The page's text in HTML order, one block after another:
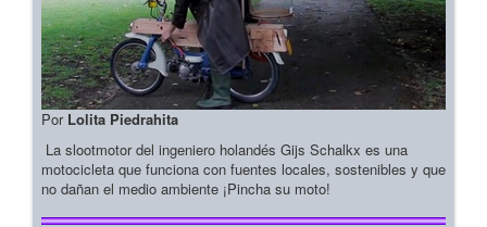
Por Lolita Piedrahita
La slootmotor del ingeniero holandés Gijs Schalkx es una
motocicleta que funciona con fuentes locales, sostenibles y que
no dañan el medio ambiente ¡Pincha su moto!